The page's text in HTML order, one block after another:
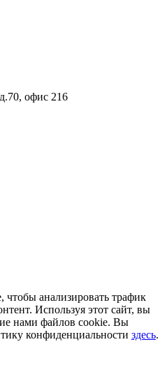
офис 216
анализировать трафик
Используя этот сайт, вы
нами файлов cookie. Вы
конфиденциальности здесь.